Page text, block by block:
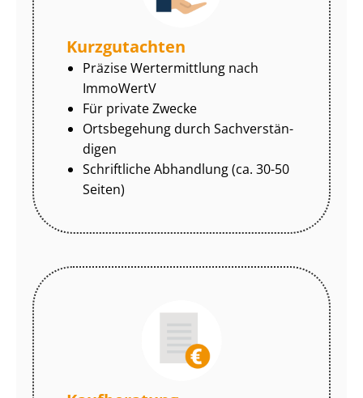
Kurzgutachten
Präzise Wertermittlung nach
ImmoWertV
Für private Zwecke
Ortsbegehung durch Sach­ver­stän­
di­gen
Schriftliche Abhandlung (ca. 30-50
Seiten)